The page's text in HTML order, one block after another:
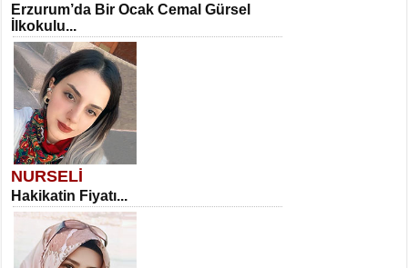
Erzurum’da Bir Ocak Cemal Gürsel
İlkokulu...
NURSELİ
Hakikatin Fiyatı...